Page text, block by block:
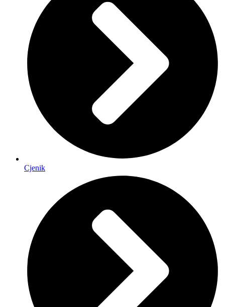
Cjenik